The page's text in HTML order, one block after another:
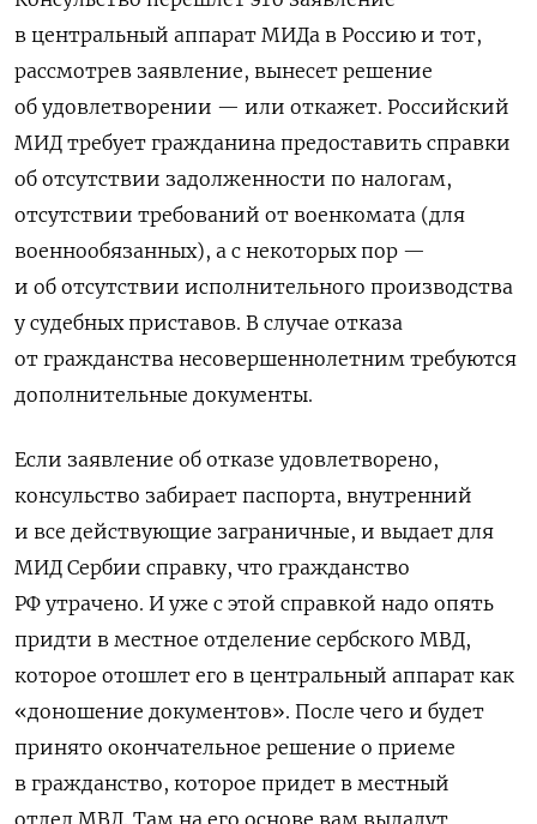
в центральный аппарат МИДа в Россию и тот,
рассмотрев заявление, вынесет решение
об удовлетворении — или откажет. Российский
МИД требует гражданина предоставить справки
об отсутствии задолженности по налогам,
отсутствии требований от военкомата (для
военнообязанных), а с некоторых пор —
и об отсутствии исполнительного производства
у судебных приставов. В случае отказа
от гражданства несовершеннолетним требуются
дополнительные документы.
Если заявление об отказе удовлетворено,
консульство забирает паспорта, внутренний
и все действующие заграничные, и выдает для
МИД Сербии справку, что гражданство
РФ утрачено. И уже с этой справкой надо опять
придти в местное отделение сербского МВД,
которое отошлет его в центральный аппарат как
«доношение документов». После чего и будет
принято окончательное решение о приеме
в гражданство, которое придет в местный